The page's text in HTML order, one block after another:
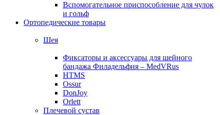
Вспомогательное приспособление для чулок
и гольф
Ортопедические товары
Шея
Фиксаторы и аксессуары для шейного
бандажа Филадельфия – MedVRus
HTMS
Ossur
DonJoy
Orlett
Плечевой сустав